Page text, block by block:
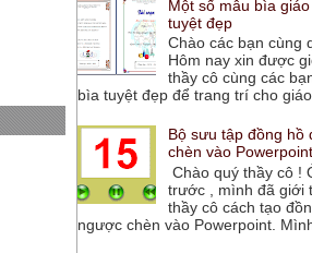
Một số mẫu bìa
tuyệt đẹp
Chào các bạn cùng
Hôm nay xin được
thầy cô cùng các
bìa tuyệt đẹp để trang trí cho
Bộ sưu tập đồng hồ
chèn vào Powerpoint
Chào quý thầy cô !
trước , mình đã giới
thầy cô cách tạo
ngược chèn vào Powerpoint.